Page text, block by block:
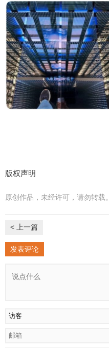
版权声明
原创作品，未经许可，请勿转载。
< 上一篇
发表评论